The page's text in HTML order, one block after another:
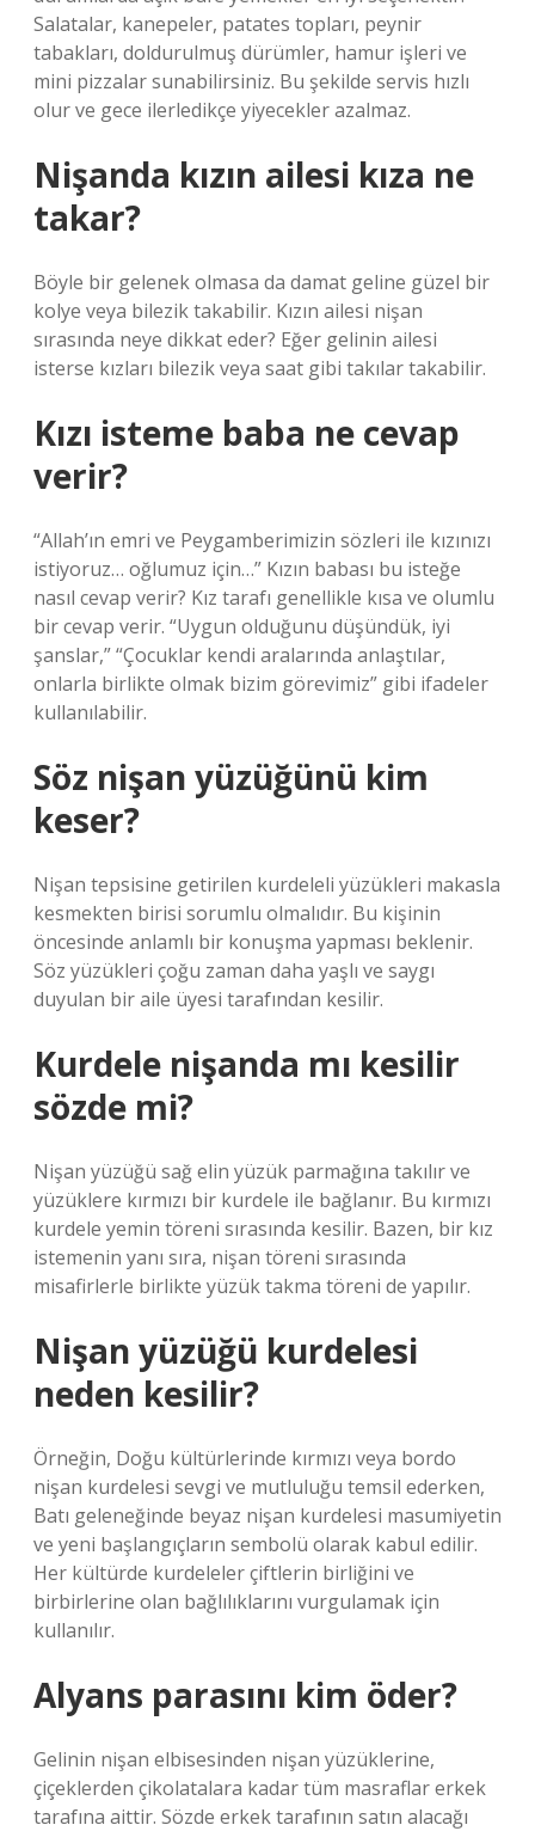
Salatalar, kanepeler, patates topları, peynir
tabakları, doldurulmuş dürümler, hamur işleri ve
mini pizzalar sunabilirsiniz. Bu şekilde servis hızlı
olur ve gece ilerledikçe yiyecekler azalmaz.
Nişanda kızın ailesi kıza ne
takar?
Böyle bir gelenek olmasa da damat geline güzel bir
kolye veya bilezik takabilir. Kızın ailesi nişan
sırasında neye dikkat eder? Eğer gelinin ailesi
isterse kızları bilezik veya saat gibi takılar takabilir.
Kızı isteme baba ne cevap
verir?
“Allah’ın emri ve Peygamberimizin sözleri ile kızınızı
istiyoruz… oğlumuz için…” Kızın babası bu isteğe
nasıl cevap verir? Kız tarafı genellikle kısa ve olumlu
bir cevap verir. “Uygun olduğunu düşündük, iyi
şanslar,” “Çocuklar kendi aralarında anlaştılar,
onlarla birlikte olmak bizim görevimiz” gibi ifadeler
kullanılabilir.
Söz nişan yüzüğünü kim
keser?
Nişan tepsisine getirilen kurdeleli yüzükleri makasla
kesmekten birisi sorumlu olmalıdır. Bu kişinin
öncesinde anlamlı bir konuşma yapması beklenir.
Söz yüzükleri çoğu zaman daha yaşlı ve saygı
duyulan bir aile üyesi tarafından kesilir.
Kurdele nişanda mı kesilir
sözde mi?
Nişan yüzüğü sağ elin yüzük parmağına takılır ve
yüzüklere kırmızı bir kurdele ile bağlanır. Bu kırmızı
kurdele yemin töreni sırasında kesilir. Bazen, bir kız
istemenin yanı sıra, nişan töreni sırasında
misafirlerle birlikte yüzük takma töreni de yapılır.
Nişan yüzüğü kurdelesi
neden kesilir?
Örneğin, Doğu kültürlerinde kırmızı veya bordo
nişan kurdelesi sevgi ve mutluluğu temsil ederken,
Batı geleneğinde beyaz nişan kurdelesi masumiyetin
ve yeni başlangıçların sembolü olarak kabul edilir.
Her kültürde kurdeleler çiftlerin birliğini ve
birbirlerine olan bağlılıklarını vurgulamak için
kullanılır.
Alyans parasını kim öder?
Gelinin nişan elbisesinden nişan yüzüklerine,
çiçeklerden çikolatalara kadar tüm masraflar erkek
tarafına aittir. Sözde erkek tarafının satın alacağı